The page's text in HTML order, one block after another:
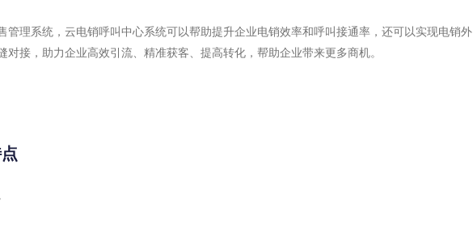
管理系统，云电销呼叫中心系统可以帮助提升企业电销效率和呼叫接通率，还可以实现电销外
对接，助力企业高效引流、精准获客、提高转化，帮助企业带来更多商机。